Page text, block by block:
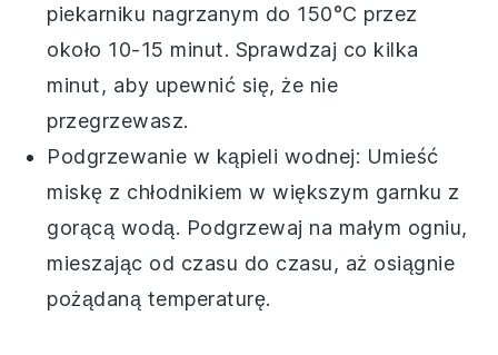
piekarniku nagrzanym do 150°C przez
około 10-15 minut. Sprawdzaj co kilka
minut, aby upewnić się, że nie
przegrzewasz.
Podgrzewanie w kąpieli wodnej: Umieść
miskę z chłodnikiem w większym garnku z
gorącą wodą. Podgrzewaj na małym ogniu,
mieszając od czasu do czasu, aż osiągnie
pożądaną temperaturę.